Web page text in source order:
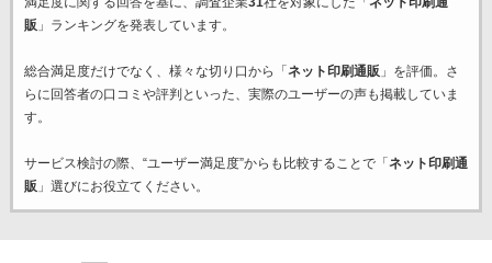
販 」ランキングを発表しています。
総合満足度だけでなく、様々な切り口から「 ネット印刷通販 」を評価。さ
らに回答者の口コミや評判といった、実際のユーザーの声も掲載していま
す。
サービス検討の際、“ユーザー満足度”からも比較することで「 ネット印刷通
販 」選びにお役立てください。